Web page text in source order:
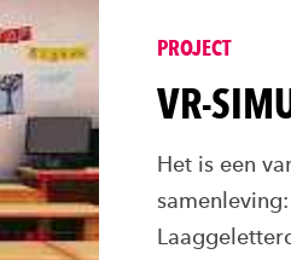
PROJECT
VR-
Het is een